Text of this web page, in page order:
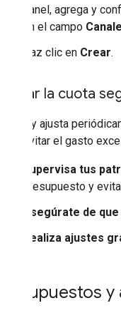
panel, agrega y
en el campo
Haz clic en Crear.
Ajustar la cuota
Revisa y ajusta
entre evitar el gasto
Supervisa tus
presupuesto y
Asegúrate de
Realiza ajustes
Presupuestos